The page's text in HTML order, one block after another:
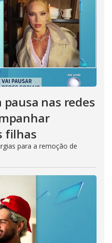
nas redes
filhas
para a remoção de